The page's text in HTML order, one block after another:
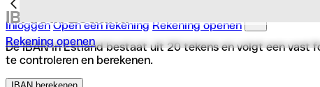
Inloggen Open een rekening Rekening openen
Rekening openen
IBAN in Estland
De IBAN in Estland bestaat uit 20 tekens en volgt een
te controleren en berekenen.